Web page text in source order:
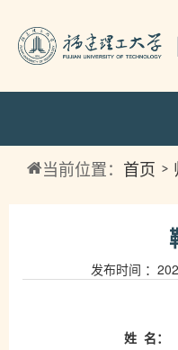
当前位置： 首页
发布时间 ：
姓 名：